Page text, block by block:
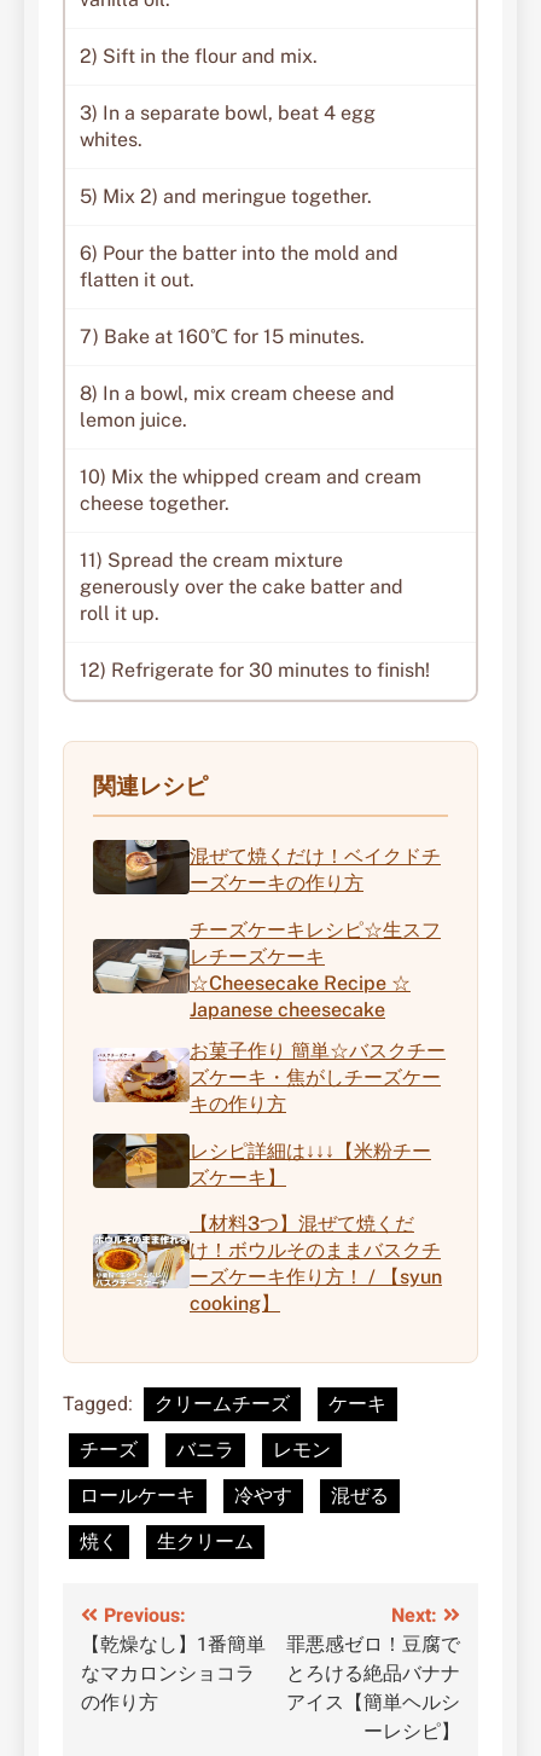
2) Sift in the flour and mix.
3) In a separate bowl, beat 4 egg
whites.
5) Mix 2) and meringue together.
6) Pour the batter into the mold and
flatten it out.
7) Bake at 160℃ for 15 minutes.
8) In a bowl, mix cream cheese and
lemon juice.
10) Mix the whipped cream and cream
cheese together.
11) Spread the cream mixture
generously over the cake batter and
roll it up.
12) Refrigerate for 30 minutes to finish!
関連レシピ
混ぜて焼くだけ！ベイクドチ
ーズケーキの作り方
チーズケーキレシピ☆生スフ
レチーズケーキ
☆Cheesecake Recipe ☆
Japanese cheesecake
お菓子作り 簡単☆バスクチー
ズケーキ・焦がしチーズケー
キの作り方
レシピ詳細は↓↓↓【米粉チー
ズケーキ】
【材料3つ】混ぜて焼くだ
け！ボウルそのままバスクチ
ーズケーキ作り方！ / 【syun
cooking】
Tagged: クリームチーズ
ケーキ
チーズ
バニラ
レモン
ロールケーキ
冷やす
混ぜる
焼く
生クリーム
投
稿
ナ
Previous:
【乾燥なし】1番簡単
なマカロンショコラ
の作り方
Next:
罪悪感ゼロ！豆腐で
とろける絶品バナナ
アイス【簡単ヘルシ
ーレシピ】